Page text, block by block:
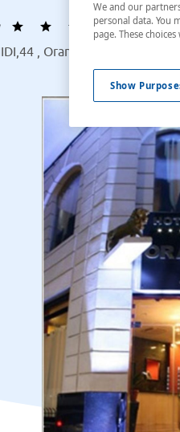
, Oran, Argelia, Argelia
We and our
personal data. You
page. These
Show